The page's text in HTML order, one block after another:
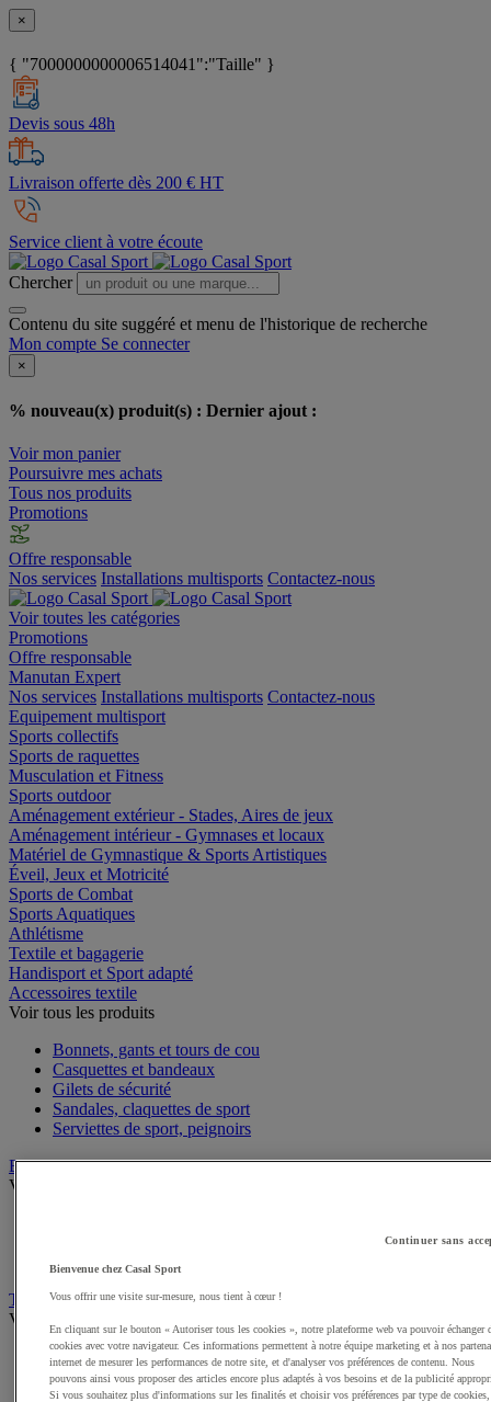
×
{ "7000000000006514041":"Taille" }
Devis sous 48h
Livraison offerte dès 200 € HT
Service client à votre écoute
Chercher
Contenu du site suggéré et menu de l'historique de recherche
Mon compte Se connecter
×
% nouveau(x) produit(s) : Dernier ajout :
Voir mon panier
Poursuivre mes achats
Tous nos produits
Promotions
Offre responsable
Nos services Installations multisports Contactez-nous
Voir toutes les catégories
Promotions
Offre responsable
Manutan Expert
Nos services Installations multisports Contactez-nous
Equipement multisport
Sports collectifs
Sports de raquettes
Musculation et Fitness
Sports outdoor
Aménagement extérieur - Stades, Aires de jeux
Aménagement intérieur - Gymnases et locaux
Matériel de Gymnastique & Sports Artistiques
Éveil, Jeux et Motricité
Sports de Combat
Sports Aquatiques
Athlétisme
Textile et bagagerie
Handisport et Sport adapté
Accessoires textile
Voir tous les produits
Bonnets, gants et tours de cou
Casquettes et bandeaux
Gilets de sécurité
Sandales, claquettes de sport
Serviettes de sport, peignoirs
Bagagerie
Voir tous les produits
Sacoches et porte-documents
Textile Multisport
Voir tous les produits
Shorts de sport
Sous-vêtements sport
Survêtements
Continuer sans
Bienvenue chez Casal Sport
Vous offrir une visite sur-mesure, nous tient à cœur !
En cliquant sur le bouton « Autoriser tous les cookies », notre plateforme web va pouvoir échanger
cookies avec votre navigateur. Ces informations permettent à notre équipe marketing et à nos
internet de mesurer les performances de notre site, et d'analyser vos préférences de contenu. Nous
pouvons ainsi vous proposer des articles encore plus adaptés à vos besoins et de la publicité
Si vous souhaitez plus d'informations sur les finalités et choisir vos préférences par type de cookies,